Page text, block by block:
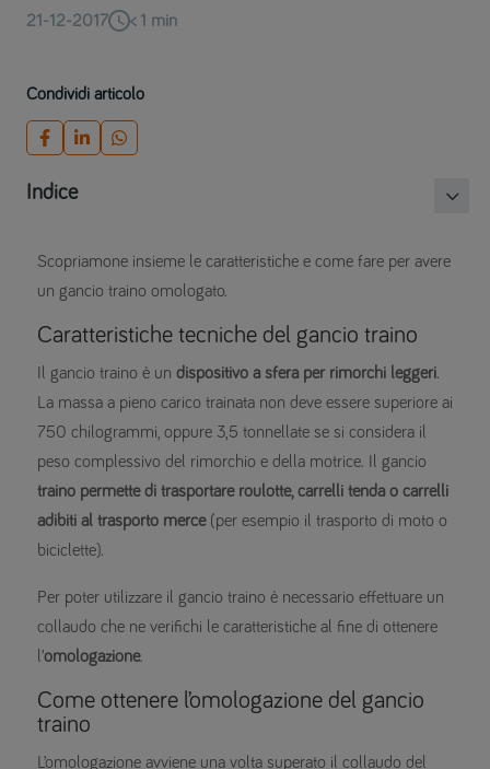
21-12-2017 < 1 min
Condividi articolo
Indice
Scopriamone insieme le caratteristiche e come fare per avere
un gancio traino omologato.
Caratteristiche tecniche del gancio traino
Il gancio traino è un dispositivo a sfera per rimorchi leggeri.
La massa a pieno carico trainata non deve essere superiore ai
750 chilogrammi, oppure 3,5 tonnellate se si considera il
peso complessivo del rimorchio e della motrice. Il gancio
traino permette di trasportare roulotte, carrelli tenda o carrelli
adibiti al trasporto merce(per esempio il trasporto di moto o
biciclette).
Per poter utilizzare il gancio traino è necessario effettuare un
collaudo che ne verifichi le caratteristiche al fine di ottenere
l’omologazione.
Come ottenere l’omologazione del gancio
traino
L’omologazione avviene una volta superato il collaudo del